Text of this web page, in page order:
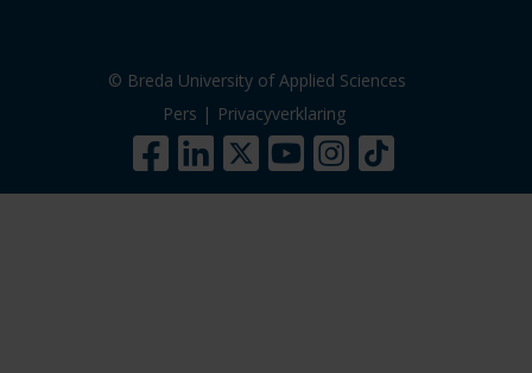
© Breda University of Applied Sciences
Pers | Privacyverklaring